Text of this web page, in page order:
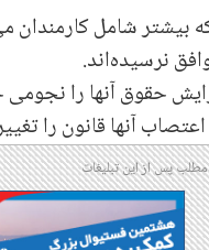
بیشتر شامل
نرسیده‌اند.
آنها قانون را
پس از این تبلیغات